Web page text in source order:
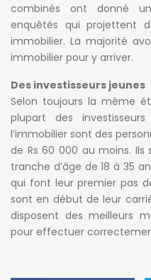
combinés ont donné
enquêtés qui projettent
immobilier. La majorité
immobilier pour y arriver.
Des investisseurs jeunes
Selon toujours la même
plupart des
l’immobilier sont des
de Rs 60 000 au moins.
tranche d’âge de 18 à 35
qui font leur premier pas
sont en début de leur
disposent des meilleurs
pour effectuer